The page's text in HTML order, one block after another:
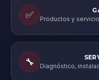
✅
Productos y
🔧
Diagnóstico,